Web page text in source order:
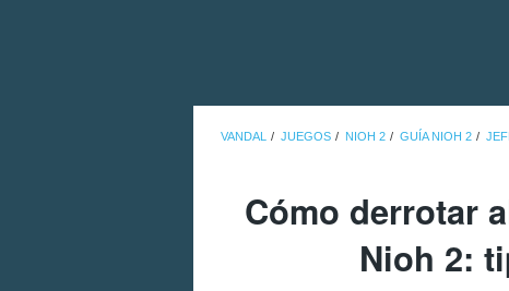
VANDAL JUEGOS NIOH 2 GUÍA NIOH 2
Cómo derrotar
Nioh 2: